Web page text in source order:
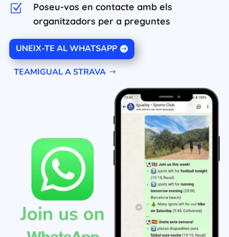
Z
Poseu-vos en contacte amb els
organitzadors per a preguntes
UNEIX-TE AL WHATSAPP
TEAMIGUAL A STRAVA